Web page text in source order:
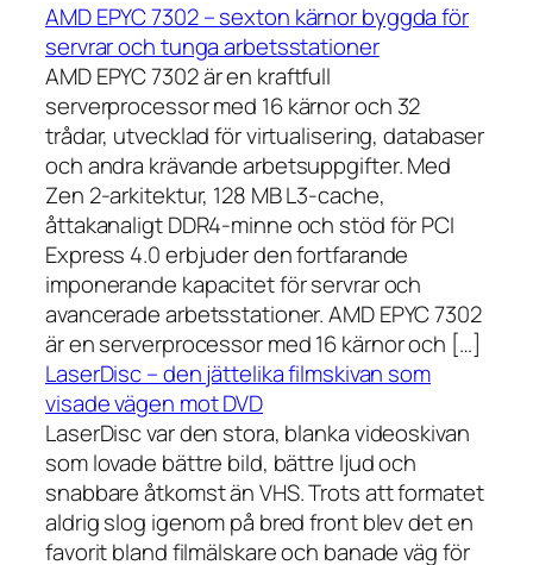
AMD EPYC 7302 – sexton kärnor byggda för
servrar och tunga arbetsstationer
AMD EPYC 7302 är en kraftfull
serverprocessor med 16 kärnor och 32
trådar, utvecklad för virtualisering, databaser
och andra krävande arbetsuppgifter. Med
Zen 2-arkitektur, 128 MB L3-cache,
åttakanaligt DDR4-minne och stöd för PCI
Express 4.0 erbjuder den fortfarande
imponerande kapacitet för servrar och
avancerade arbetsstationer. AMD EPYC 7302
är en serverprocessor med 16 kärnor och […]
LaserDisc – den jättelika filmskivan som
visade vägen mot DVD
LaserDisc var den stora, blanka videoskivan
som lovade bättre bild, bättre ljud och
snabbare åtkomst än VHS. Trots att formatet
aldrig slog igenom på bred front blev det en
favorit bland filmälskare och banade väg för